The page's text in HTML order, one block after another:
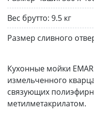
Вес брутто: 9.5 кг
Размер сливного
Кухонные мойки EMAR
измельченного
связующих
метилметакрилатом.